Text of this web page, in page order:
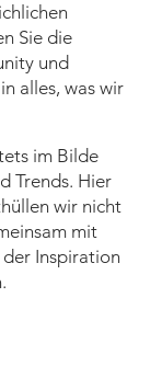
Sie die
und
alles, was wir
im Bilde
Trends. Hier
wir nicht
mit
Inspiration